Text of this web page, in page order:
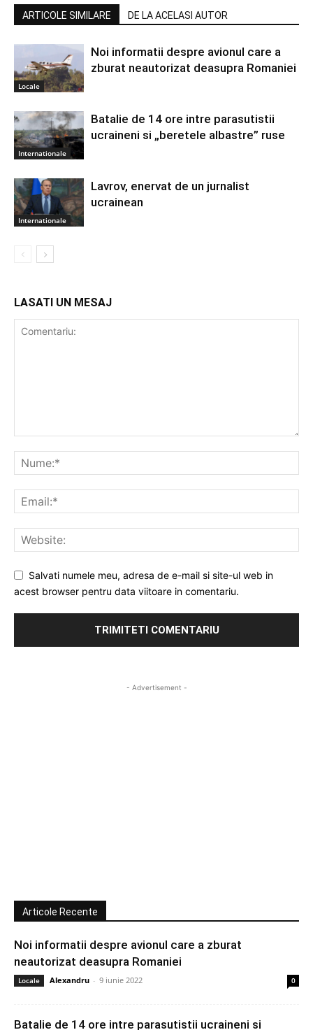
ARTICOLE SIMILARE DE LA ACELASI AUTOR
Locale
Noi informatii despre avionul care a
zburat neautorizat deasupra Romaniei
Internationale
Batalie de 14 ore intre parasutistii
ucraineni si „beretele albastre” ruse
Internationale
Lavrov, enervat de un jurnalist
ucrainean
LASATI UN MESAJ
Salvati numele meu, adresa de e-mail si site-ul web in
acest browser pentru data viitoare in comentariu.
- Advertisement -
Articole Recente
Noi informatii despre avionul care a zburat
neautorizat deasupra Romaniei
Locale Alexandru - 9 iunie 2022 0
Batalie de 14 ore intre parasutistii ucraineni si